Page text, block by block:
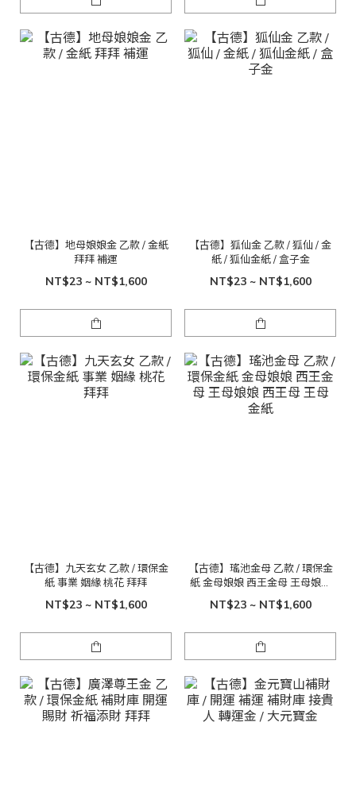
【古德】地母娘娘金 乙款 / 金紙
拜拜 補運
NT$23 ~ NT$1,600
【古德】狐仙金 乙款 / 狐仙 / 金
紙 / 狐仙金紙 / 盒子金
NT$23 ~ NT$1,600
【古德】九天玄女 乙款 / 環保金
紙 事業 姻緣 桃花 拜拜
NT$23 ~ NT$1,600
【古德】瑤池金母 乙款 / 環保金
紙 金母娘娘 西王金母 王母娘娘
西王母 王母 金紙
NT$23 ~ NT$1,600